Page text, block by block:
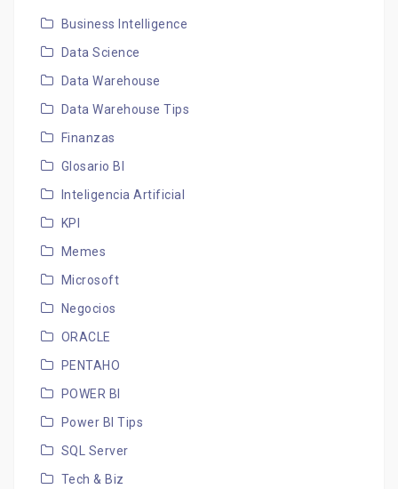
Business Intelligence
Data Science
Data Warehouse
Data Warehouse Tips
Finanzas
Glosario BI
Inteligencia Artificial
KPI
Memes
Microsoft
Negocios
ORACLE
PENTAHO
POWER BI
Power BI Tips
SQL Server
Tech & Biz